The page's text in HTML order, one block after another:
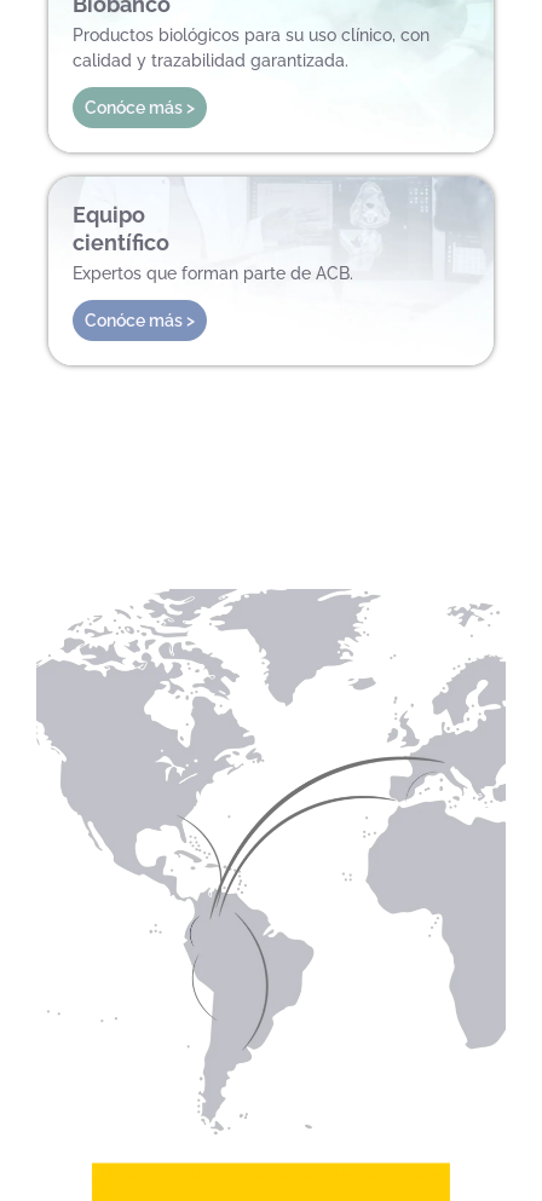
Productos biológicos para su uso clínico, con
calidad y trazabilidad garantizada.
Conóce más >
Equipo
científico
Expertos que forman parte de ACB.
Conóce más >